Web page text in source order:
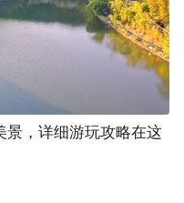
景，详细游玩攻略在这